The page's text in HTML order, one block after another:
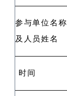
参与单位名称
及人员姓名
时间